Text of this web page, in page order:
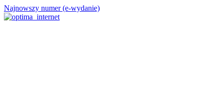
Najnowszy numer (e-wydanie)